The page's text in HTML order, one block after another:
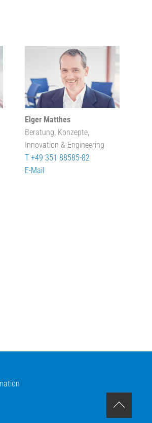
Elger Matthes
Beratung, Konzepte,
Innovation & Engineering
T +49 351 88585-82
E-Mail